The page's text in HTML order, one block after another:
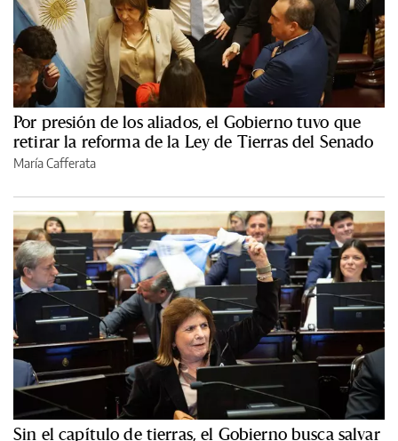
Por presión de los aliados, el Gobierno tuvo que
retirar la reforma de la Ley de Tierras del Senado
María Cafferata
Sin el capítulo de tierras, el Gobierno busca salvar